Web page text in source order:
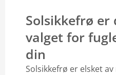
Solsikkefrø er
valget for
din
Solsikkefrø er elsket